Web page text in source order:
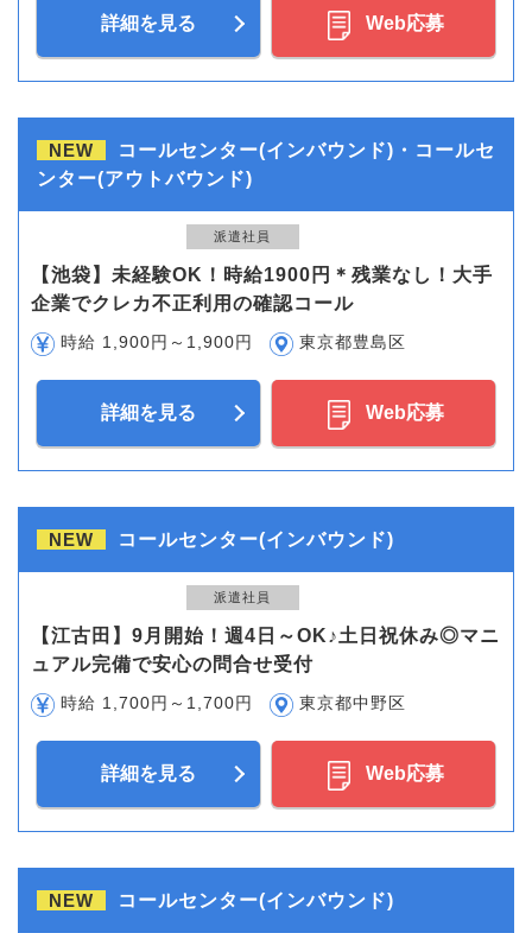
詳細を見る Web応募
NEW
コールセンター(インバウンド)・コールセ
ンター(アウトバウンド)
派遣社員
【池袋】未経験OK！時給1900円＊残業なし！大手
企業でクレカ不正利用の確認コール
時給 1,900円～1,900円 東京都豊島区
詳細を見る Web応募
NEW コールセンター(インバウンド)
派遣社員
【江古田】9月開始！週4日～OK♪土日祝休み◎マニ
ュアル完備で安心の問合せ受付
時給 1,700円～1,700円 東京都中野区
詳細を見る Web応募
NEW コールセンター(インバウンド)